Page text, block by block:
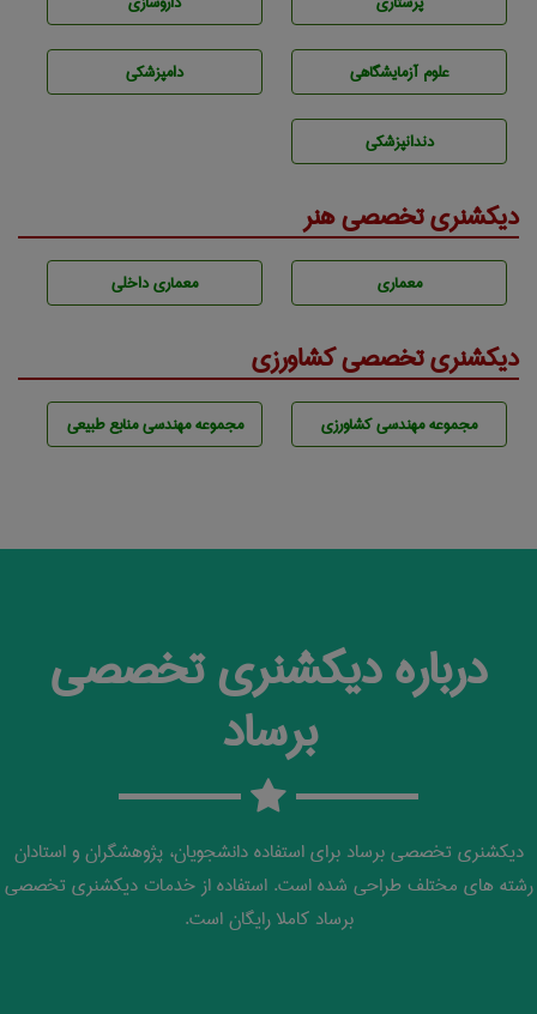
علوم آزمايشگاهی دامپزشكی
دندانپزشكی
دیکشنری تخصصی هنر
معماری معماری داخلی
دیکشنری تخصصی کشاورزی
مجموعه مهندسی كشاورزی مجموعه مهندسی منابع طبيعی
درباره دیکشنری تخصصی
برساد
دیکشنری تخصصی برساد برای استفاده دانشجویان، پژوهشگران و استادان
رشته های مختلف طراحی شده است. استفاده از خدمات دیکشنری تخصصی
برساد کاملا رایگان است.